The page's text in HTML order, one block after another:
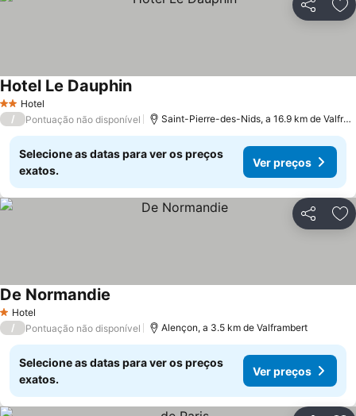
Partilhar
2 Estrelas
Hotel
Hotel Le DauphinVer preços
/ Pontuação não disponível Saint-Pierre-des-Nids, a 16.9 km de
Selecione as datas para ver os preços
exatos.
Ver preços
Partilhar
1 Estrelas
Hotel
De Normandie
/ Pontuação não disponível Alençon, a 3.5 km de Valframbert
Selecione as datas para ver os preços
exatos.
Ver preços